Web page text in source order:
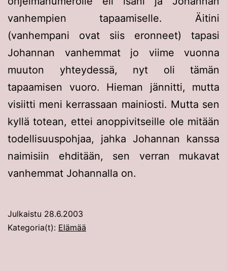
vanhempien tapaamiselle. Äitini
(vanhempani ovat siis eronneet) tapasi
Johannan vanhemmat jo viime vuonna
muuton yhteydessä, nyt oli tämän
tapaamisen vuoro. Hieman jännitti, mutta
visiitti meni kerrassaan mainiosti. Mutta sen
kyllä totean, ettei anoppivitseille ole mitään
todellisuuspohjaa, jahka Johannan kanssa
naimisiin ehditään, sen verran mukavat
vanhemmat Johannalla on.
Julkaistu 28.6.2003
Kategoria(t): Elämää